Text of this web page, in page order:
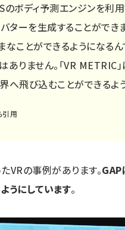
ボディ予測エンジンを利
ターを生成することができ
なことができるようになる
りません。「VR METRIC
へ飛び込むことができるよう
引用
VRの事例があります。GAP
うにしています。